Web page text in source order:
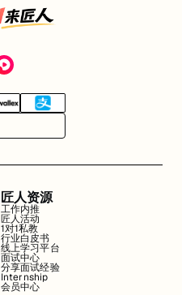
匠人资源
工作内推
匠人活动
1对1私教
行业白皮书
线上学习平台
面试中心
分享面试经验
Internship
会员中心